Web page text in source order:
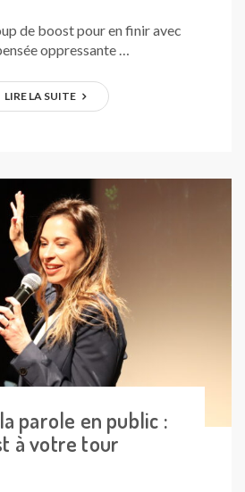
de boost pour en finir avec
oppressante …
LIRE LA SUITE
parole en public :
à votre tour